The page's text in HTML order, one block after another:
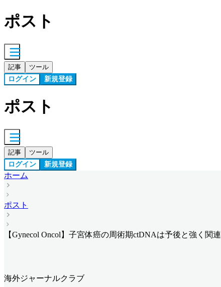
ポスト
記事 ツール
ログイン 新規登録
ポスト
記事 ツール
ログイン 新規登録
ホーム
ポスト
【Gynecol Oncol】子宮体癌の周術期ctDNAは予後と強く関連
海外ジャーナルクラブ